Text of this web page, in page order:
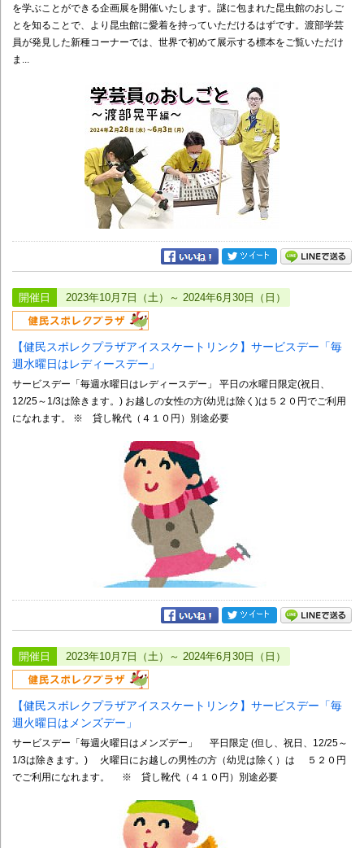
を学ぶことができる企画展を開催いたします。謎に包まれた昆虫館のおしご
とを知ることで、より昆虫館に愛着を持っていただけるはずです。渡部学芸
員が発見した新種コーナーでは、世界で初めて展示する標本をご覧いただけ
ま...
開催日 2023年10月7日（土）～ 2024年6月30日（日）
【健民スポレクプラザアイススケートリンク】サービスデー「毎
週水曜日はレディースデー」
サービスデー「毎週水曜日はレディースデー」 平日の水曜日限定(祝日、
12/25～1/3は除きます。) お越しの女性の方(幼児は除く)は５２０円でご利用
になれます。 ※ 貸し靴代（４１０円）別途必要
開催日 2023年10月7日（土）～ 2024年6月30日（日）
【健民スポレクプラザアイススケートリンク】サービスデー「毎
週火曜日はメンズデー」
サービスデー「毎週火曜日はメンズデー」 平日限定 (但し、祝日、12/25～
1/3は除きます。) 火曜日にお越しの男性の方（幼児は除く）は ５２０円
でご利用になれます。 ※ 貸し靴代（４１０円）別途必要